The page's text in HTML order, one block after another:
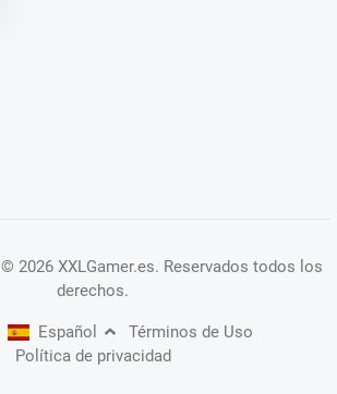
© 2026 XXLGamer.es. Reservados todos los
derechos.
Español
Términos de Uso
Política de privacidad